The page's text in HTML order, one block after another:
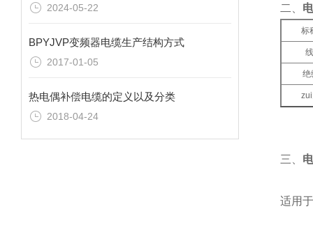
2024-05-22
BPYJVP变频器电缆生产结构方式
2017-01-05
热电偶补偿电缆的定义以及分类
2018-04-24
二、
标
绝
三、
适用